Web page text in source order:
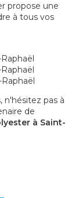
propose une
à tous vos
n'hésitez pas à
de
à Saint-